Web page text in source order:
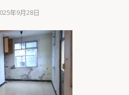
年9月28日